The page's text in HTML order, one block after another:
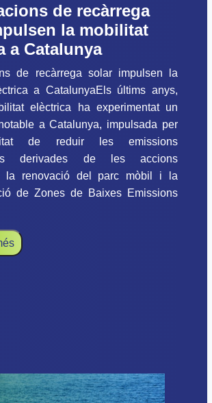
de recàrrega
la mobilitat
a Catalunya
de recàrrega solar impulsen la
a CatalunyaEls últims anys,
elèctrica ha experimentat un
a Catalunya, impulsada per
de reduir les emissions
derivades de les accions
la renovació del parc mòbil i la
de Zones de Baixes Emissions